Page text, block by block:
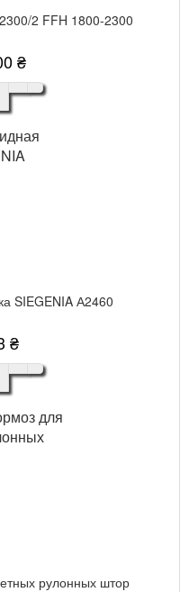
2 FFH 1800-2300
₴
SIEGENIA А2460
₴
рулонных штор